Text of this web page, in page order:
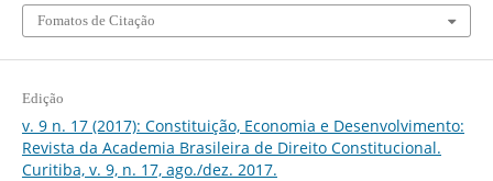
Fomatos de Citação
Edição
v. 9 n. 17 (2017): Constituição, Economia e Desenvolvimento:
Revista da Academia Brasileira de Direito Constitucional.
Curitiba, v. 9, n. 17, ago./dez. 2017.